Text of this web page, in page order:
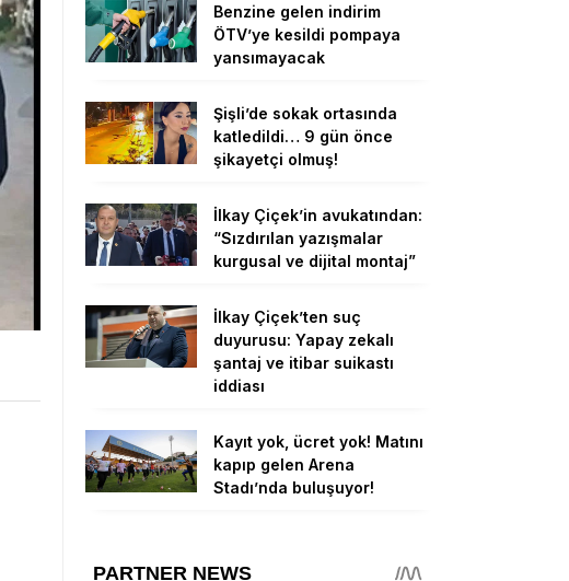
Benzine gelen indirim
ÖTV’ye kesildi pompaya
yansımayacak
Şişli’de sokak ortasında
katledildi… 9 gün önce
şikayetçi olmuş!
İlkay Çiçek’in avukatından:
“Sızdırılan yazışmalar
kurgusal ve dijital montaj”
İlkay Çiçek’ten suç
duyurusu: Yapay zekalı
şantaj ve itibar suikastı
iddiası
Kayıt yok, ücret yok! Matını
kapıp gelen Arena
Stadı’nda buluşuyor!